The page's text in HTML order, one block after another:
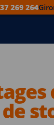
269 264